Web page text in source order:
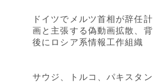
ドイツでメルツ首相が辞任計
画と主張する偽動画拡散、背
後にロシア系情報工作組織
サウジ、トルコ、パキスタン